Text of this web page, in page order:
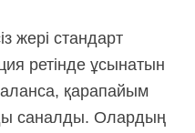
жері стандарт
ретінде ұсынатын
қарапайым
саналды. Олардың